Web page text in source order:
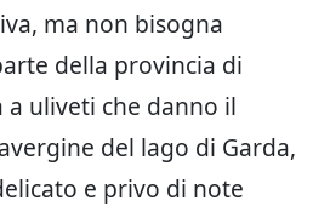
ma non bisogna
della provincia di
a uliveti che danno il
del lago di Garda,
e privo di note